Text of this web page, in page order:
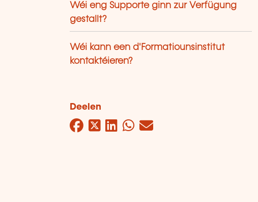
Wéi eng Supporte ginn zur Verfügung
gestallt?
Wéi kann een d'Formatiounsinstitut
kontaktéieren?
Deelen
Facebook
Twitter
LinkedIn
WhatsApp
Mail